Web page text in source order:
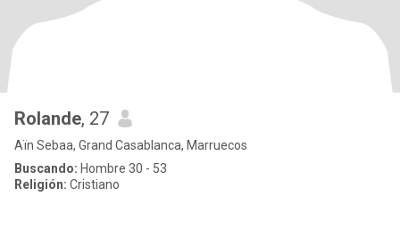
Rolande, 27
Aïn Sebaa, Grand Casablanca, Marruecos
Buscando: Hombre 30 - 53
Religión: Cristiano